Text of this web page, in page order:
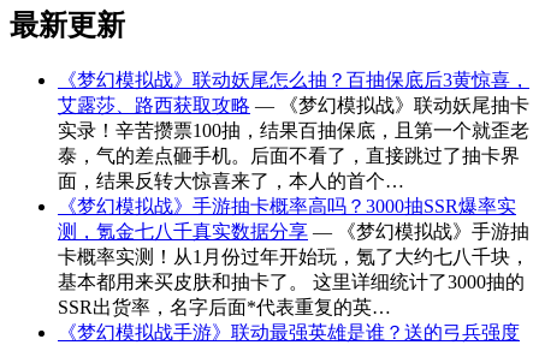
最新更新
《梦幻模拟战》联动妖尾怎么抽？百抽保底后3黄惊喜，
艾露莎、路西获取攻略 — 《梦幻模拟战》联动妖尾抽卡
实录！辛苦攒票100抽，结果百抽保底，且第一个就歪老
泰，气的差点砸手机。后面不看了，直接跳过了抽卡界
面，结果反转大惊喜来了，本人的首个…
《梦幻模拟战》手游抽卡概率高吗？3000抽SSR爆率实
测，氪金七八千真实数据分享 — 《梦幻模拟战》手游抽
卡概率实测！从1月份过年开始玩，氪了大约七八千块，
基本都用来买皮肤和抽卡了。 这里详细统计了3000抽的
SSR出货率，名字后面*代表重复的英…
《梦幻模拟战手游》联动最强英雄是谁？送的弓兵强度